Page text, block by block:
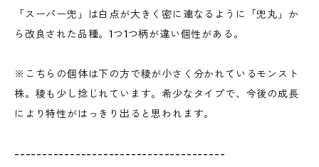
「スーパー兜」は白点が大きく密に連なるように「兜丸」か
ら改良された品種。1つ1つ柄が違い個性がある。
※こちらの個体は下の方で稜が小さく分かれているモンスト
株。稜も少し捻じれています。希少なタイプで、今後の成長
により特性がはっきり出ると思われます。
--------------------------------------